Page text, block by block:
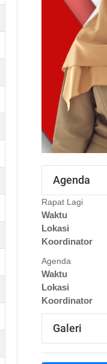
Agenda
Rapat Lagi
Waktu
Lokasi
Koordinator
Agenda
Waktu
Lokasi
Koordinator
Galeri